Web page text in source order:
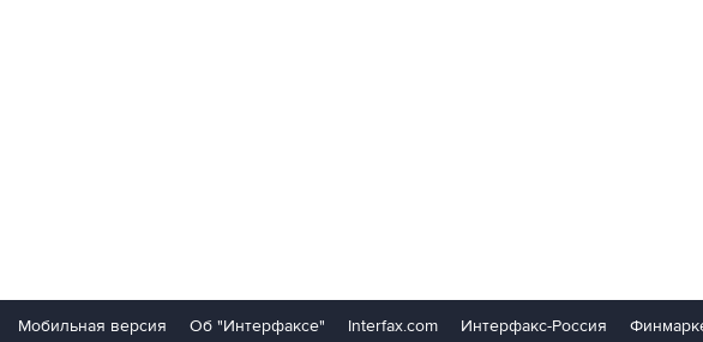
Мобильная версия Об "Интерфаксе" Interfax.com Интерфакс-Россия